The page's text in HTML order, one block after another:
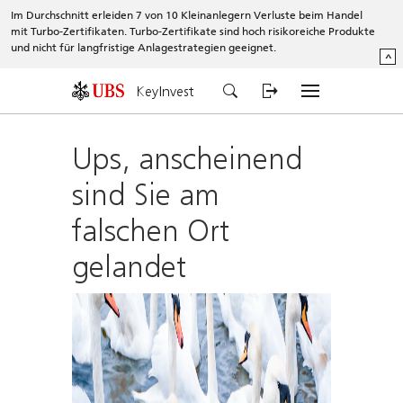
Im Durchschnitt erleiden 7 von 10 Kleinanlegern Verluste beim Handel
mit Turbo-Zertifikaten. Turbo-Zertifikate sind hoch risikoreiche Produkte
und nicht für langfristige Anlagestrategien geeignet.
^
KeyInvest
Ups, anscheinend
sind Sie am
falschen Ort
gelandet